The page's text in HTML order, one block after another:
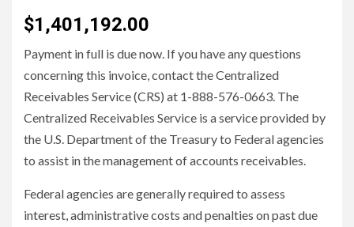
$1,401,192.00
Payment in full is due now. If you have any questions
concerning this invoice, contact the Centralized
Receivables Service (CRS) at 1-888-576-0663. The
Centralized Receivables Service is a service provided by
the U.S. Department of the Treasury to Federal agencies
to assist in the management of accounts receivables.
Federal agencies are generally required to assess
interest, administrative costs and penalties on past due